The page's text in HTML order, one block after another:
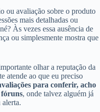
ou avaliação sobre o produto
mais detalhadas ou
Às vezes essa ausência de
ou simplesmente mostra que
olhar a reputação da
atende ao que eu preciso
para conferir, acho
fóruns, onde talvez alguém já
alerta.